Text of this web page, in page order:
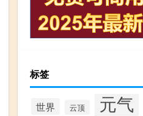
标签
世界 云顶 元气